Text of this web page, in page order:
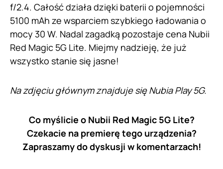
f/2.4. Całość działa dzięki baterii o pojemności
5100 mAh ze wsparciem szybkiego ładowania o
mocy 30 W. Nadal zagadką pozostaje cena Nubii
Red Magic 5G Lite. Miejmy nadzieję, że już
wszystko stanie się jasne!
Na zdjęciu głównym znajduje się Nubia Play 5G.
Co myślicie o Nubii Red Magic 5G Lite?
Czekacie na premierę tego urządzenia?
Zapraszamy do dyskusji w komentarzach!